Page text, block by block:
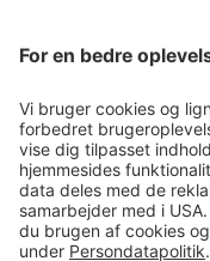
Tips & guides
Kontakt
salg@gerdmans.dk
49 18 07 07